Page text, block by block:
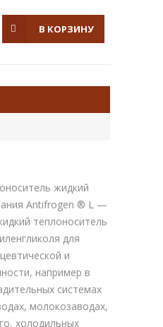
В КОРЗИНУ
жидкий
Antifrogen ® L —
теплоноситель
для
и
например в
системах
молокозаводах,
холодильных